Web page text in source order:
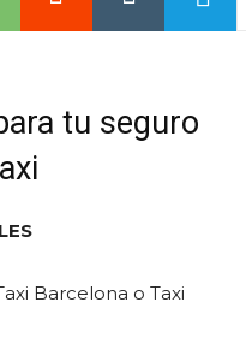
tu seguro
Barcelona o Taxi